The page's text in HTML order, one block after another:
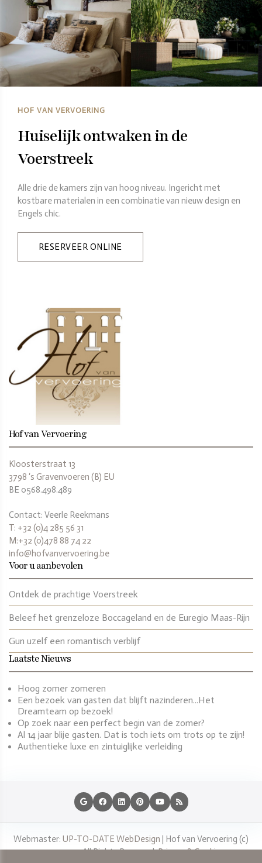
HOF VAN VERVOERING
Huiselijk ontwaken in de
Voerstreek
Alle drie de kamers zijn van hoog niveau. Ingericht met
kostbare materialen in een combinatie van nieuw design en
Engels chic.
RESERVEER ONLINE
Hof van Vervoering
Kloosterstraat 13
3798 ‘s Gravenvoeren (B) EU
BE 0568.498.489
Contact: Veerle Reekmans
T: +32 (0)4 285 56 31
M:+32 (0)478 88 74 22
info@hofvanvervoering.be
Voor u aanbevolen
Ontdek de prachtige Voerstreek
Beleef het grenzeloze Boccageland en de Euregio Maas-Rijn
Gun uzelf een romantisch verblijf
Laatste Nieuws
Hoog zomer zomeren
Een bezoek van gasten dat blijft nazinderen...Het
Dreamteam op bezoek!
Op zoek naar een perfect begin van de zomer?
Al 14 jaar blije gasten. Dat is toch iets om trots op te zijn!
Authentieke luxe en zintuiglijke verleiding
Webmaster: UP-TO-DATE WebDesign | Hof van Vervoering (c)
2015-2025. All Rights Reserved.Privacy & Cookies